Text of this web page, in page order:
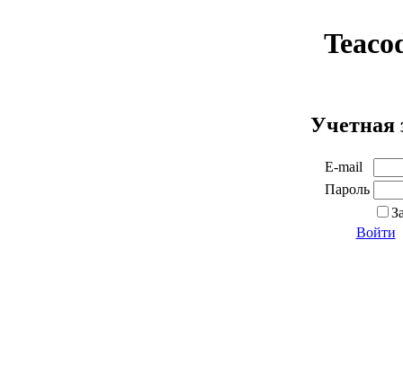
Учетная
E-mail
Пароль
Войти